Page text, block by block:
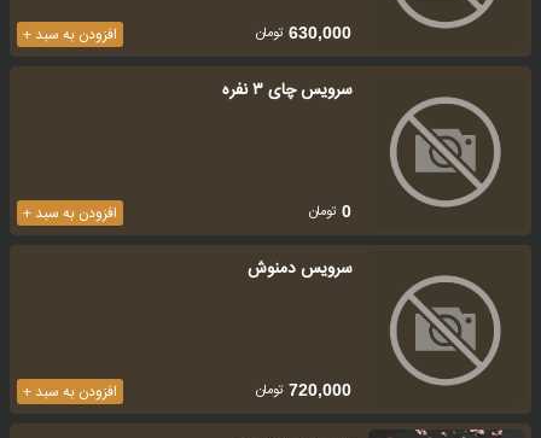
افزودن به سبد + 630,000 تومان
سرویس چای ۳ نفره
افزودن به سبد + 0 تومان
سرویس دمنوش
افزودن به سبد + 720,000 تومان